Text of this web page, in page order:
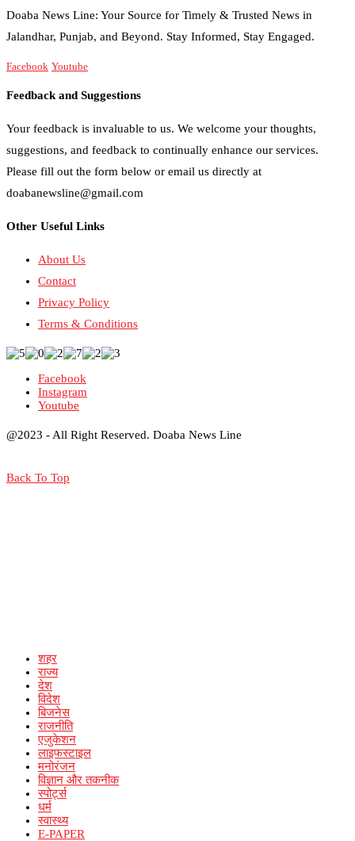
Doaba News Line: Your Source for Timely & Trusted News in
Jalandhar, Punjab, and Beyond. Stay Informed, Stay Engaged.
Facebook Youtube
Feedback and Suggestions
Your feedback is invaluable to us. We welcome your thoughts,
suggestions, and feedback to continually enhance our services.
Please fill out the form below or email us directly at
doabanewsline@gmail.com
Other Useful Links
About Us
Contact
Privacy Policy
Terms & Conditions
Facebook
Instagram
Youtube
@2023 - All Right Reserved. Doaba News Line
Back To Top
शहर
राज्य
देश
विदेश
बिजनेस
राजनीति
एजुकेशन
लाइफस्टाइल
मनोरंजन
विज्ञान और तकनीक
स्पोर्ट्स
धर्म
स्वास्थ्य
E-PAPER